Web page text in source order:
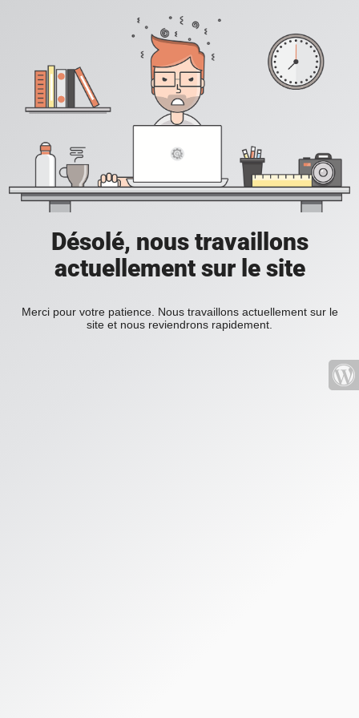
Désolé, nous travaillons
actuellement sur le site
Merci pour votre patience. Nous travaillons actuellement sur le
site et nous reviendrons rapidement.